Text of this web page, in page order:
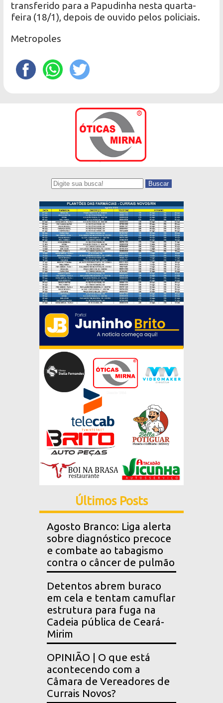
transferido para a Papudinha nesta quarta-
feira (18/1), depois de ouvido pelos policiais.
Metropoles
Buscar
Últimos Posts
Agosto Branco: Liga alerta
sobre diagnóstico precoce
e combate ao tabagismo
contra o câncer de pulmão
Detentos abrem buraco
em cela e tentam camuflar
estrutura para fuga na
Cadeia pública de Ceará-
Mirim
OPINIÃO | O que está
acontecendo com a
Câmara de Vereadores de
Currais Novos?